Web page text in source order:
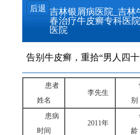
后退 吉林银屑病医院_吉林
春治疗牛皮癣专科医
医院
告别牛皮癣，重拾“男人四
患者
姓名
李先生
别
患病
时间
2011年
龄